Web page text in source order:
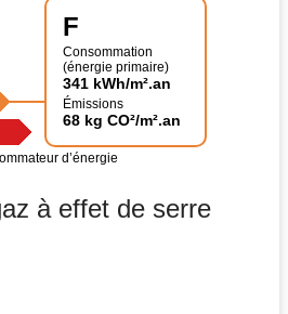
F
Consommation
(énergie primaire)
341 kWh/m².an
Émissions
68 kg CO²/m².an
d’énergie
à effet de serre